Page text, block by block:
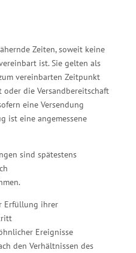
Zeiten, soweit keine
ist. Sie gelten als
vereinbarten Zeitpunkt
oder die Versandbereitschaft
eine Versendung
ist eine angemessene
sind spätestens
Erfüllung ihrer
Ereignisse
den Verhältnissen des